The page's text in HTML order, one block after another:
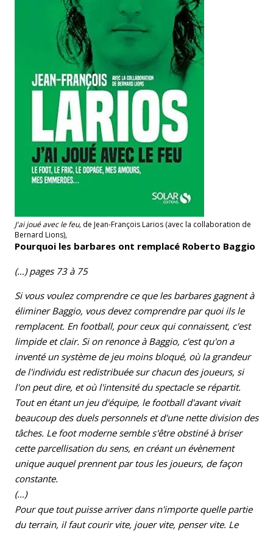
J'ai joué avec le feu, de Jean-François Larios (avec la collaboration de
Bernard Lions),
Pourquoi les barbares ont remplacé Roberto Baggio
(…) pages 73 à 75
Si vous voulez comprendre ce que les barbares gagnent à
éliminer Baggio, vous devez comprendre par quoi ils le
remplacent. En football, pour ceux qui connaissent, c'est
limpide et clair. Si on renonce à Baggio, c'est qu'on a
inventé un système de jeu moins bloqué, où la grandeur
de l'individu est redistribuée sur chacun des joueurs, si
l'on peut dire, et où l'intensité du spectacle se répartit.
Tout en étant un jeu d'équipe, le football d'avant vivait
beaucoup des duels personnels et d'une nette division des
tâches. Le foot moderne semble s'être obstiné à briser
cette parcellisation du sens, en créant un évènement
unique auquel prennent par tous les joueurs, de façon
constante.
(…)
Pour que tout puisse arriver dans n'importe quelle partie
du terrain, il faut courir vite, jouer vite, penser vite. Le